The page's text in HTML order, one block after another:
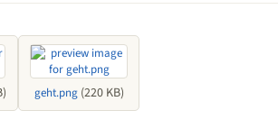
geht.png(220 KB)